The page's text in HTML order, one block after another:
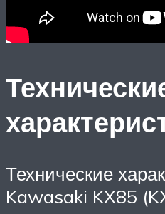
Технические
Kawasaki KX85